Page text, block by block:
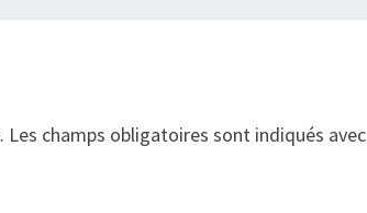
Les champs obligatoires sont indiqués avec